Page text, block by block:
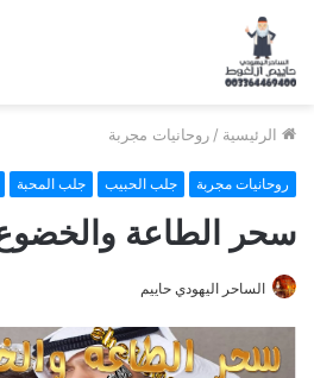
الرئيسية / روحانيات مجربة
روحانيات مجربة جلب الحبيب جلب المحبة
سحر الطاعة
الساحر اليهودي حاييم